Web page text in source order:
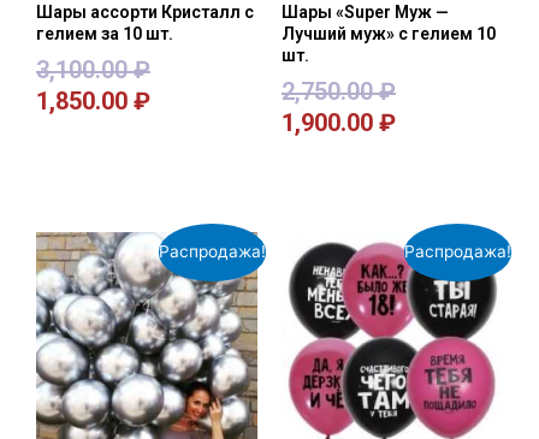
Шары ассорти Кристалл с
гелием за 10 шт.
3,100.00₽
1,850.00 ₽
Шары «Super Муж —
Лучший муж» с гелием 10
шт.
2,750.00₽
1,900.00 ₽
Распродажа! Распродажа!